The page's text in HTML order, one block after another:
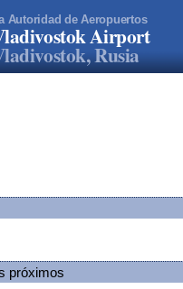
Autoridad de Aeropuertos
Airport
Rusia
próximos